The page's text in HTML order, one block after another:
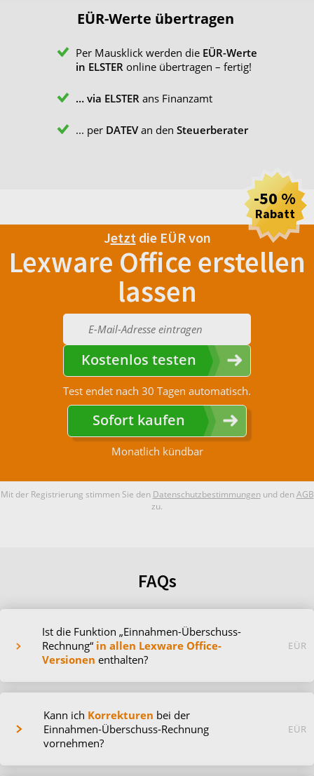
EÜR-Werte übertragen
Per Mausklick werden die EÜR-Werte
in ELSTER online übertragen – fertig!
… via ELSTER ans Finanzamt
... per DATEVan den Steuerberater
Jetztdie EÜR von
Lexware Office erstellen
lassen
Kostenlos testen
Test endet nach 30 Tagen automatisch.
Sofort kaufen
Monatlich kündbar
-50 %
Rabatt
Mit der Registrierung stimmen Sie den Datenschutzbestimmungenund denAGB
zu.
FAQs
Ist die Funktion „Einnahmen-Überschuss-
Rechnung“ in allen Lexware Office-
Versionen enthalten?
EÜR
Kann ich Korrekturen bei der
Einnahmen-Überschuss-Rechnung
vornehmen?
EÜR